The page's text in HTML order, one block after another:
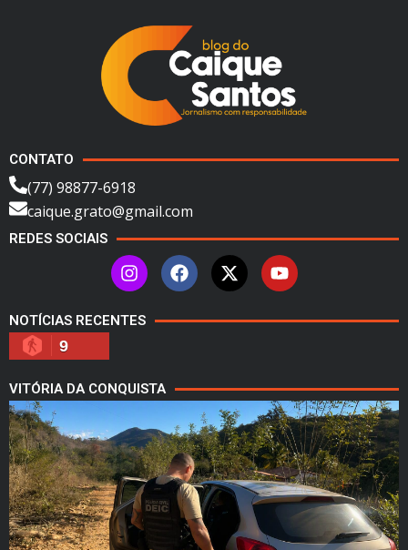
CONTATO
(77) 98877-6918
caique.grato@gmail.com
REDES SOCIAIS
NOTÍCIAS RECENTES
9
VITÓRIA DA CONQUISTA